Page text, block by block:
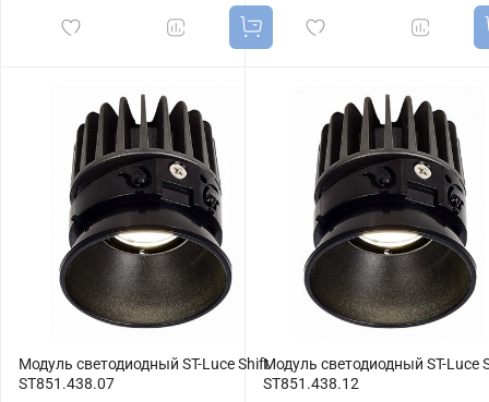
Модуль светодиодный ST-Luce Shift
ST851.438.07
Модуль светодиодный ST-Luce
ST851.438.12